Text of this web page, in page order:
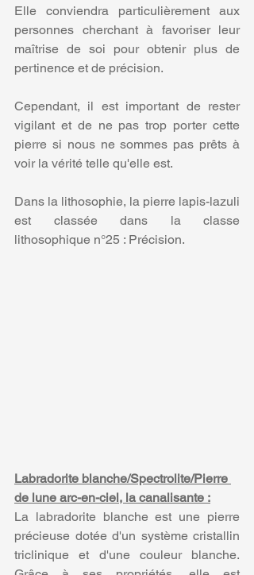
Elle conviendra particulièrement aux
personnes cherchant à favoriser leur
maîtrise de soi pour obtenir plus de
pertinence et de précision.
Cependant, il est important de rester
vigilant et de ne pas trop porter cette
pierre si nous ne sommes pas prêts à
voir la vérité telle qu'elle est.
Dans la lithosophie, la pierre lapis-lazuli
est classée dans la classe
lithosophique n°25 : Précision.
Labradorite blanche/Spectrolite/Pierre
de lune arc-en-ciel, la canalisante :
La labradorite blanche est une pierre
précieuse dotée d'un système cristallin
triclinique et d'une couleur blanche.